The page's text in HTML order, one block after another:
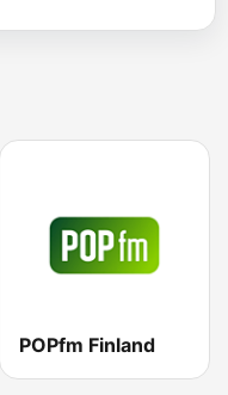
POPfm Finland